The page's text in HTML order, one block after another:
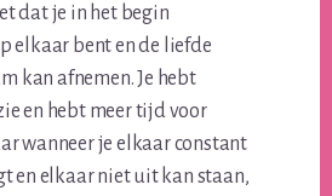
dat je in het begin
elkaar bent en de liefde
kan afnemen. Je hebt
en hebt meer tijd voor
wanneer je elkaar constant
en elkaar niet uit kan staan,